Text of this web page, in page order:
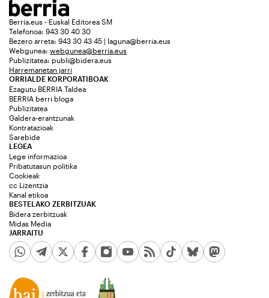
Berria.eus - Euskal Editorea SM
Telefonoa: 943 30 40 30
Bezero arreta: 943 30 43 45 | laguna@berria.eus
Webgunea: webgunea@berria.eus
Publizitatea: publi@bidera.eus
Harremanetan jarri
ORRIALDE KORPORATIBOAK
Ezagutu BERRIA Taldea
BERRIA berri bloga
Publizitatea
Galdera-erantzunak
Kontratazioak
Sarebide
JARRAITU
LEGEA
Lege informazioa
Pribatutasun politika
Cookieak
cc Lizentzia
Kanal etikoa
BESTELAKO ZERBITZUAK
Bidera zerbitzuak
Midas Media